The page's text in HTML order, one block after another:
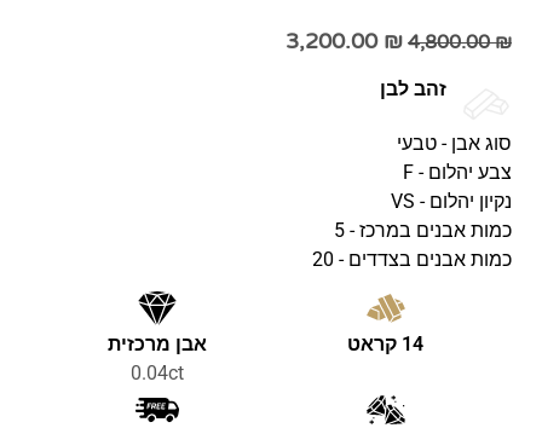
4,800.00₪
3,200.00 ₪
זהב לבן
סוג אבן - טבעי
צבע יהלום - F
נקיון יהלום - VS
כמות אבנים במרכז - 5
כמות אבנים בצדדים - 20
14 קראט
אבן מרכזית
0.04ct